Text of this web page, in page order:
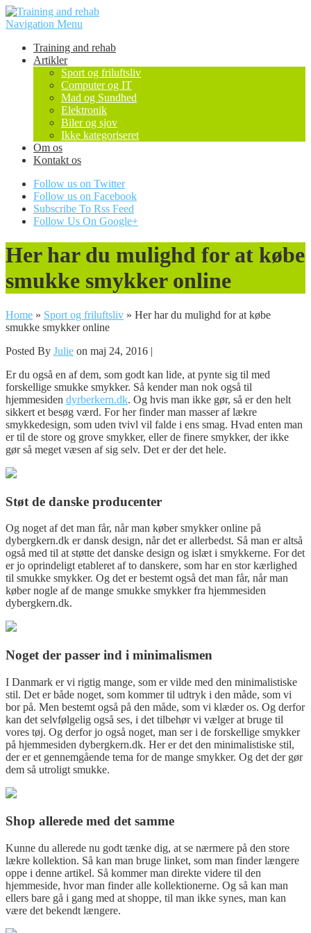
Navigation Menu
Training and rehab
Artikler
Sport og friluftsliv
Computer og IT
Mad og Sundhed
Elektronik
Biler og sjov
Ikke kategoriseret
Om os
Kontakt os
Follow us on Twitter
Follow us on Facebook
Subscribe To Rss Feed
Follow Us On Google+
Her har du mulighd for at købe
smukke smykker online
Home » Sport og friluftsliv » Her har du mulighd for at købe
smukke smykker online
Posted By Julie on maj 24, 2016 |
Er du også en af dem, som godt kan lide, at pynte sig til med
forskellige smukke smykker. Så kender man nok også til
hjemmesiden dyrberkern.dk. Og hvis man ikke gør, så er den helt
sikkert et besøg værd. For her finder man masser af lækre
smykkedesign, som uden tvivl vil falde i ens smag. Hvad enten man
er til de store og grove smykker, eller de finere smykker, der ikke
gør så meget væsen af sig selv. Det er der det hele.
Støt de danske producenter
Og noget af det man får, når man køber smykker online på
dybergkern.dk er dansk design, når det er allerbedst. Så man er altså
også med til at støtte det danske design og islæt i smykkerne. For det
er jo oprindeligt etableret af to danskere, som har en stor kærlighed
til smukke smykker. Og det er bestemt også det man får, når man
køber nogle af de mange smukke smykker fra hjemmesiden
dybergkern.dk.
Noget der passer ind i minimalismen
I Danmark er vi rigtig mange, som er vilde med den minimalistiske
stil. Det er både noget, som kommer til udtryk i den måde, som vi
bor på. Men bestemt også på den måde, som vi klæder os. Og derfor
kan det selvfølgelig også ses, i det tilbehør vi vælger at bruge til
vores tøj. Og derfor jo også noget, man ser i de forskellige smykker
på hjemmesiden dybergkern.dk. Her er det den minimalistiske stil,
der er et gennemgående tema for de mange smykker. Og det der gør
dem så utroligt smukke.
Shop allerede med det samme
Kunne du allerede nu godt tænke dig, at se nærmere på den store
lækre kollektion. Så kan man bruge linket, som man finder længere
oppe i denne artikel. Så kommer man direkte videre til den
hjemmeside, hvor man finder alle kollektionerne. Og så kan man
ellers bare gå i gang med at shoppe, til man ikke synes, man kan
være det bekendt længere.